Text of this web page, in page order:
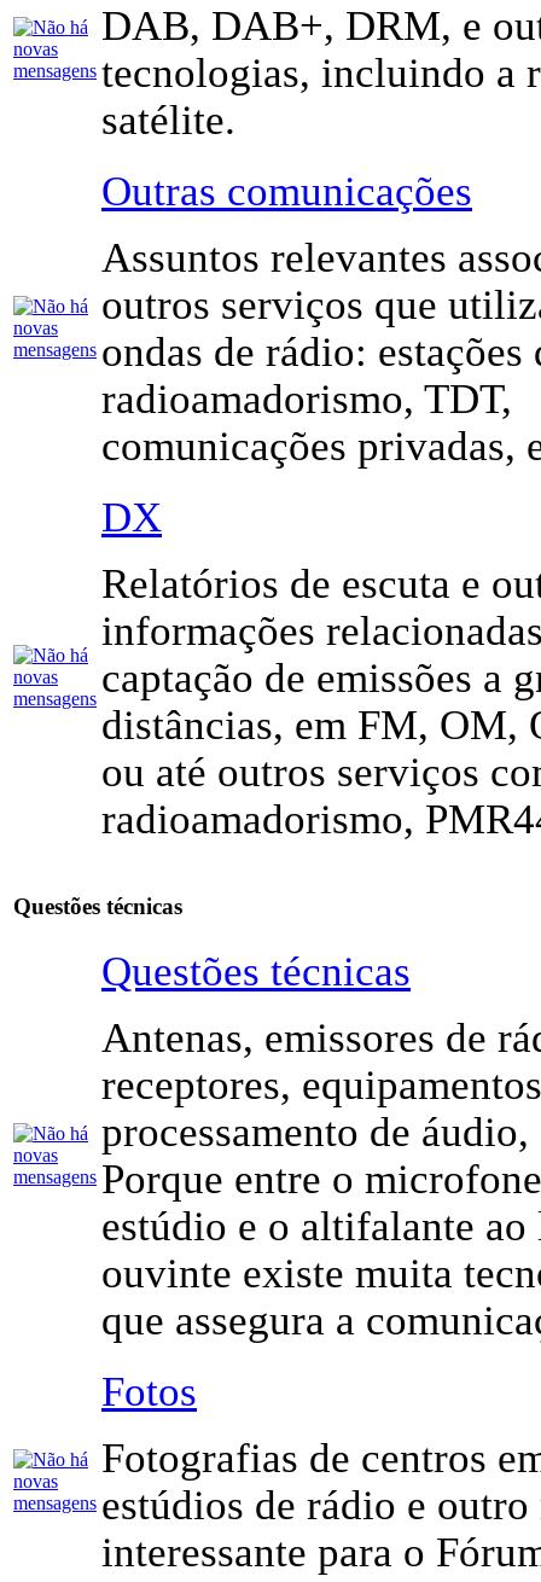
DAB, DAB+, DRM, e
tecnologias, incluindo a
satélite.
Outras comunicações
Assuntos relevantes
outros serviços que
ondas de rádio: estações
radioamadorismo, TDT,
comunicações privadas,
DX
Relatórios de escuta e
informações
captação de emissões a
distâncias, em FM, OM,
ou até outros serviços
radioamadorismo,
Questões técnicas
Questões técnicas
Antenas, emissores de
receptores,
processamento de áudio,
Porque entre o
estúdio e o altifalante ao
ouvinte existe muita
que assegura a
Fotos
Fotografias de centros
estúdios de rádio e
interessante para o